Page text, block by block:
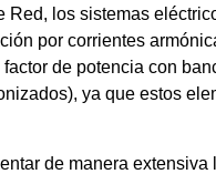
los sistemas
por corrientes
de potencia con
ya que estos
de manera